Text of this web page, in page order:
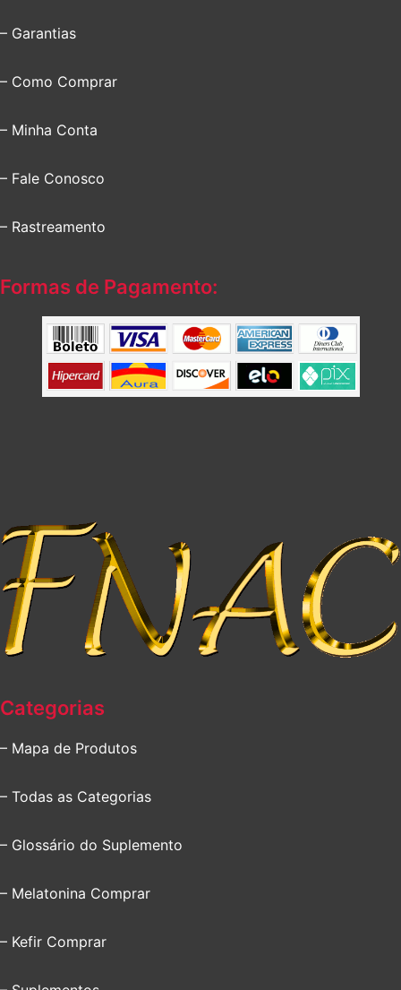
– Garantias
– Como Comprar
– Minha Conta
– Fale Conosco
– Rastreamento
Formas de Pagamento:
Categorias
– Mapa de Produtos
– Todas as Categorias
– Glossário do Suplemento
– Melatonina Comprar
– Kefir Comprar